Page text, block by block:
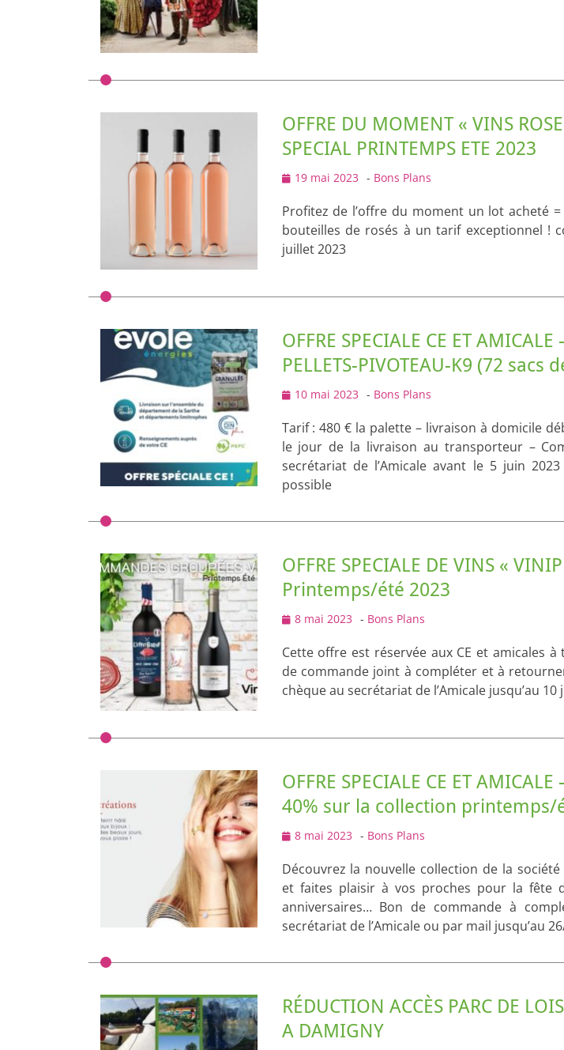
OFFRE DU MOMENT « VINS
SPECIAL PRINTEMPS ETE 2023
Posted
19 mai 2023 - Bons Plans
Profitez de l’offre du moment un lot acheté
bouteilles de rosés à un tarif exceptionnel !
juillet 2023
OFFRE SPECIALE CE ET AMICALE
PELLETS-PIVOTEAU-K9 (72 sacs
Posted
10 mai 2023 - Bons Plans
Tarif : 480 € la palette – livraison à domicile
le jour de la livraison au transporteur –
secrétariat de l’Amicale avant le 5 juin
possible
OFFRE SPECIALE DE VINS «
Printemps/été 2023
Posted
8 mai 2023 - Bons Plans
Cette offre est réservée aux CE et amicales
de commande joint à compléter et à
chèque au secrétariat de l’Amicale jusqu’au 10
OFFRE SPECIALE CE ET AMICALE
40% sur la collection printemps/
Posted
8 mai 2023 - Bons Plans
Découvrez la nouvelle collection de la
et faites plaisir à vos proches pour la fête
anniversaires… Bon de commande à
secrétariat de l’Amicale ou par mail jusqu’au
RÉDUCTION ACCÈS PARC DE
A DAMIGNY